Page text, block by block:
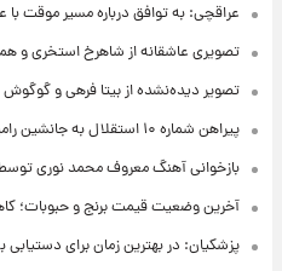
عراقچی: به توافق درباره مسیر موقت
تصویری عاشقانه از شاهرخ استخری
تصویر دیده‌نشده از بیتا فرهی و
پیراهن شماره ۱۰ استقلال به جانشین رامین رضاییان رسید + عکس
بازخوانی آهنگ معروف محمد نوری
آخرین وضعیت قیمت برنج و حبوبات؛
پزشکیان: در بهترین زمان برای دستیابی